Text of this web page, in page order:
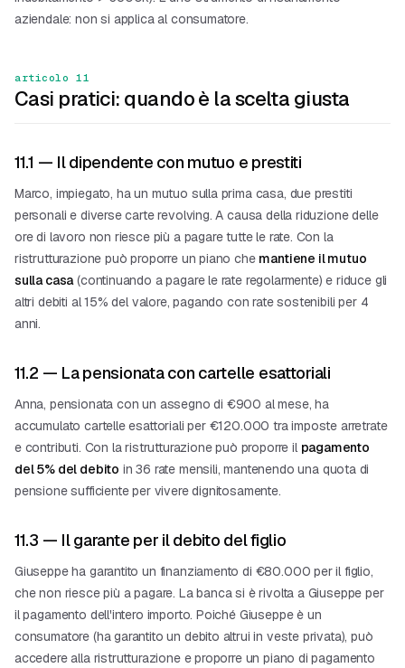
aziendale: non si applica al consumatore.
articolo 11
Casi pratici: quando è la scelta giusta
11.1 — Il dipendente con mutuo e prestiti
Marco, impiegato, ha un mutuo sulla prima casa, due prestiti
personali e diverse carte revolving. A causa della riduzione delle
ore di lavoro non riesce più a pagare tutte le rate. Con la
ristrutturazione può proporre un piano che mantiene il mutuo
sulla casa(continuando a pagare le rate regolarmente) e riduce gli
altri debiti al 15% del valore, pagando con rate sostenibili per 4
anni.
11.2 — La pensionata con cartelle esattoriali
Anna, pensionata con un assegno di €900 al mese, ha
accumulato cartelle esattoriali per €120.000 tra imposte arretrate
e contributi. Con la ristrutturazione può proporre il pagamento
del 5% del debito in 36 rate mensili, mantenendo una quota di
pensione sufficiente per vivere dignitosamente.
11.3 — Il garante per il debito del figlio
Giuseppe ha garantito un finanziamento di €80.000 per il figlio,
che non riesce più a pagare. La banca si è rivolta a Giuseppe per
il pagamento dell'intero importo. Poiché Giuseppe è un
consumatore (ha garantito un debito altrui in veste privata), può
accedere alla ristrutturazione e proporre un piano di pagamento